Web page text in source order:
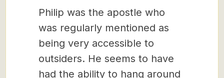
Philip was the apostle who
was regularly mentioned as
being very accessible to
outsiders. He seems to have
had the ability to hang around